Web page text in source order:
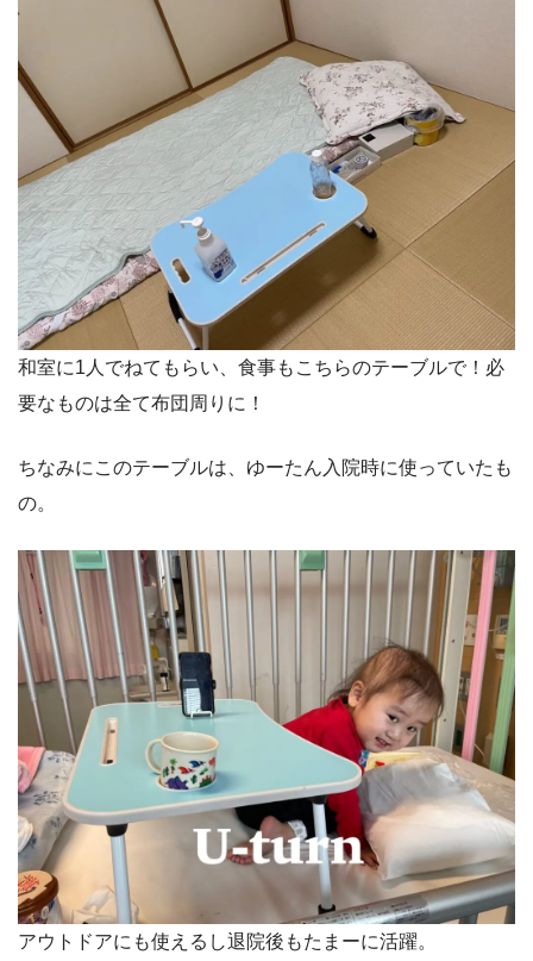
和室に1人でねてもらい、食事もこちらのテーブルで！必
要なものは全て布団周りに！
ちなみにこのテーブルは、ゆーたん入院時に使っていたも
の。
アウトドアにも使えるし退院後もたまーに活躍。